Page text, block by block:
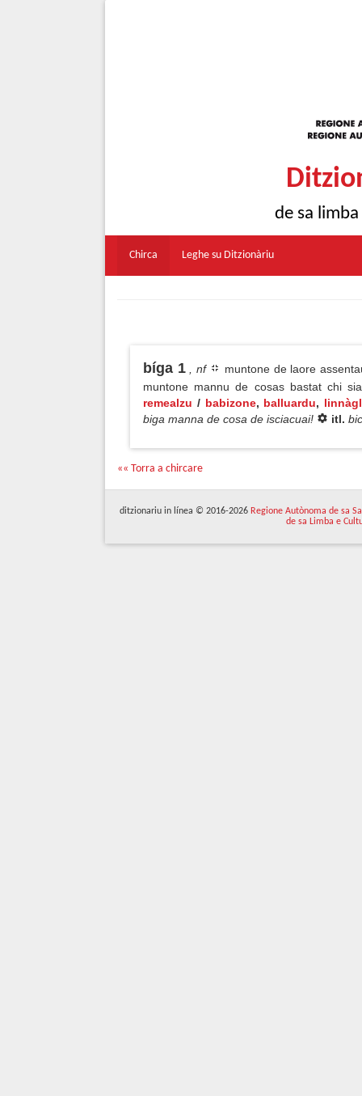
de sa
Chirca Leghe su Ditzionàriu
bíga 1 , nf
muntone de laore
muntone mannu de cosas bastat chi
remealzu / babizone, balluardu,
biga manna de cosa de isciacuai!
itl.
«« Torra a chircare
ditzionariu in línea © 2016-2026 Regione Autònoma de sa
de sa Limba e